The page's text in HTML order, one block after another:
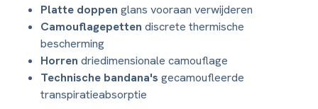
Platte doppen glans vooraan verwijderen
Camouflagepetten discrete thermische
bescherming
Horren driedimensionale camouflage
Technische bandana's gecamoufleerde
transpiratieabsorptie